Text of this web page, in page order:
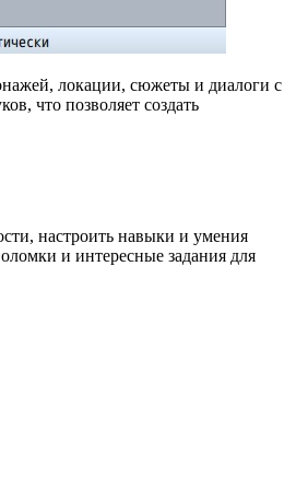
локации, сюжеты и диалоги с
что позволяет создать
настроить навыки и умения
и интересные задания для